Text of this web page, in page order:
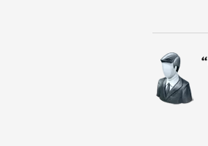
“